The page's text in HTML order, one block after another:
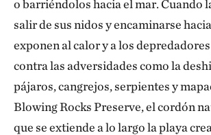
o barriéndolos hacia el mar. Cuando
salir de sus nidos y encaminarse
exponen al calor y a los
contra las adversidades como la
pájaros, cangrejos, serpientes y
Blowing Rocks Preserve, el cordón
que se extiende a lo largo la playa